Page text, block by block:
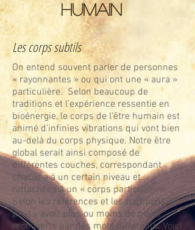
humain
Les corps subtils
On entend souvent parler de personnes
« rayonnantes » ou qui ont une « aura »
particulière. Selon beaucoup de
traditions et l’expérience ressentie en
bioénergie, le corps de l’être humain est
animé d’infinies vibrations qui vont bien
au-delà du corps physique. Notre être
global serait ainsi composé de
différentes couches, correspondant
chacune à un certain niveau et
rattachées à un « corps particulier ».
Selon les références et les traditions, il
peut y avoir plus ou moins de plans
recouverts par des mots différents. Voici